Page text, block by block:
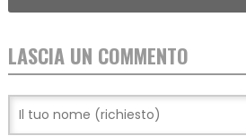
LASCIA UN COMMENTO